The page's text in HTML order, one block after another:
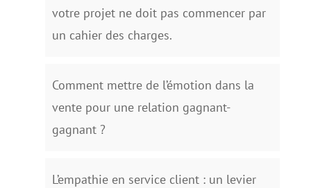
votre projet ne doit pas commencer par
un cahier des charges.
Comment mettre de l’émotion dans la
vente pour une relation gagnant-
gagnant ?
L’empathie en service client : un levier